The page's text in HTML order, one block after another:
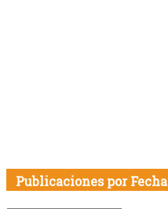
Publicaciones por Fecha